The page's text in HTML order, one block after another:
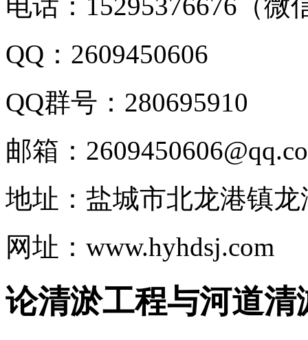
QQ：2609450606
QQ群号：280695910
邮箱：
地址：盐城市北龙港镇龙
网址：www.hyhdsj.com
论清淤工程与河道清